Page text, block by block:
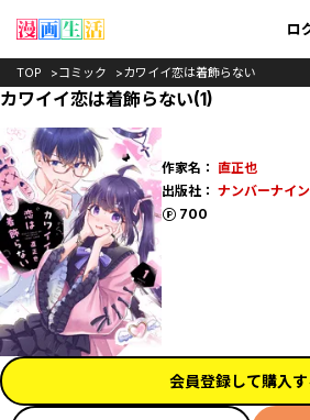
ロ
TOP コミック カワイイ恋は着飾らない
カワイイ恋は着飾らない(1)
作家名： 直正也
出版社： ナンバーナイン
700
ポイント
会員登録して購入す